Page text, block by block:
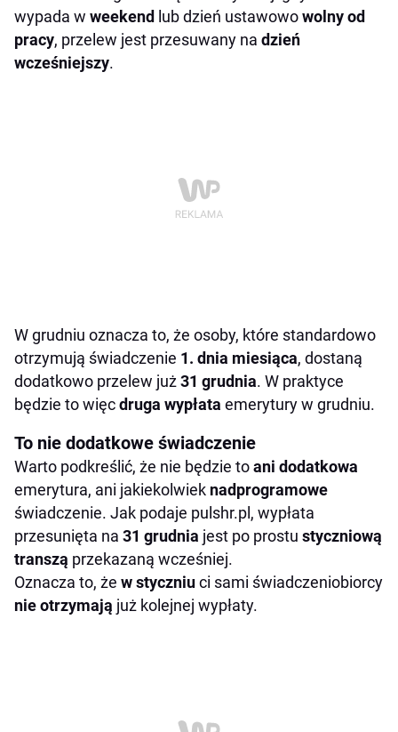
wypada w weekend lub dzień ustawowowolny od
pracy, przelew jest przesuwany na dzień
wcześniejszy.
W grudniu oznacza to, że osoby, które standardowo
otrzymują świadczenie 1. dnia miesiąca, dostaną
dodatkowo przelew już31 grudnia. W praktyce
będzie to więcdruga wypłata emerytury w grudniu.
To nie dodatkowe świadczenie
Warto podkreślić, że nie będzie toani dodatkowa
emerytura, ani jakiekolwiek nadprogramowe
świadczenie. Jak podaje pulshr.pl, wypłata
przesunięta na 31 grudnia jest po prostu styczniową
transzą przekazaną wcześniej.
Oznacza to, że w styczniuci sami świadczeniobiorcy
nie otrzymają już kolejnej wypłaty.